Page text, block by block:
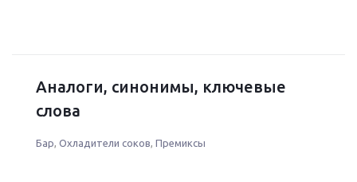
Аналоги, синонимы, ключевые
слова
Бар Охладители соков Премиксы